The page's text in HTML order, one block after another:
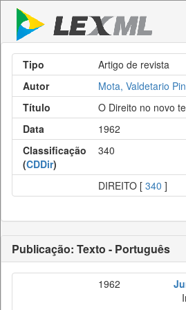
Tipo
Artigo de revista
Autor
Mota, Valdetario
Título
O Direito no novo
Data
1962
Classificação
(CDDir)
340
DIREITO [ 340 ]
Publicação: Texto - Português
1962